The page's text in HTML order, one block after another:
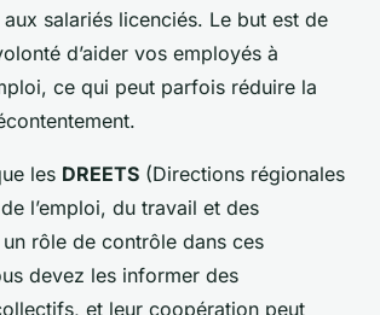
salariés licenciés. Le but est de
d’aider vos employés à
ce qui peut parfois réduire la
les DREETS (Directions régionales
l’emploi, du travail et des
rôle de contrôle dans ces
devez les informer des
et leur coopération peut